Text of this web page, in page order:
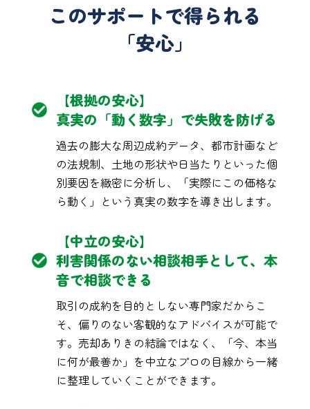
このサポートで得られる
「安心」
【根拠の安心】
真実の「動く数字」で失敗を防げる
過去の膨大な周辺成約データ、都市計画など
の法規制、土地の形状や日当たりといった個
別要因を緻密に分析し、「実際にこの価格な
ら動く」という真実の数字を導き出します。
【中立の安心】
利害関係のない相談相手として、本
音で相談できる
取引の成約を目的としない専門家だからこ
そ、偏りのない客観的なアドバイスが可能で
す。売却ありきの結論ではなく、「今、本当
に何が最善か」を中立なプロの目線から一緒
に整理していくことができます。